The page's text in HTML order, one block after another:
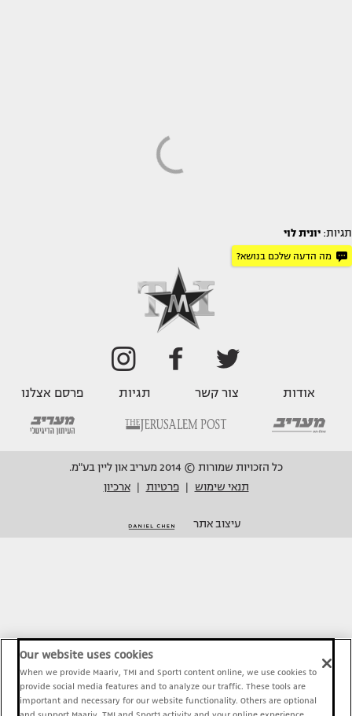
תגיות: יונית לוי
מה הדעה שלכם בנושא?
אודות צור קשר תגיות פרסם אצלנו
כל הזכויות שמורות © 2014 מעריב און ליין בע"מ.
תנאי שימוש
פרטיות ארכיון
עיצוב אתר
Our website uses cookies
When we provide Maariv, TMI and Sport1 content online, we use cookies to
provide social media features and to analyze our traffic. These tools are
important and necessary for our website functionality. Others are optional